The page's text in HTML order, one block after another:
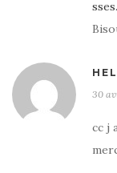
30
cc j